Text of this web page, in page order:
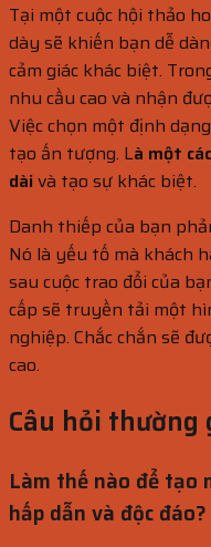
Tại một cuộc hội thảo
dày sẽ khiến bạn dễ
cảm giác khác biệt.
nhu cầu cao và nhận
Việc chọn một định
tạo ấn tượng. Là một
dàivà tạo sự khác biệt.
Danh thiếp của bạn
Nó là yếu tố mà khách
sau cuộc trao đổi của
cấp sẽ truyền tải một
nghiệp. Chắc chắn sẽ
cao.
Câu hỏi
Làm thế nào để tạo
hấp dẫn và độc đáo?